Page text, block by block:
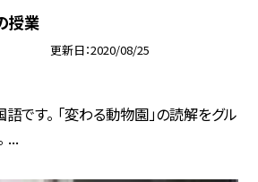
授業
更新日 2020/08/25
です。 「変わる動物園」の読解をグル
...